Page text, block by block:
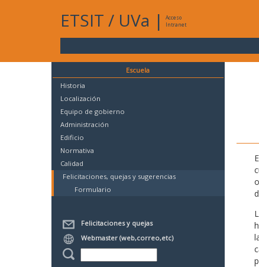
ETSIT / UVa |
Acceso
Intranet
Escuela
Historia
Localización
Equipo de gobierno
Administración
Edificio
Normativa
Calidad
Felicitaciones, quejas y sugerencias
Formulario
Felicitaciones y quejas
Webmaster (web,correo,etc)